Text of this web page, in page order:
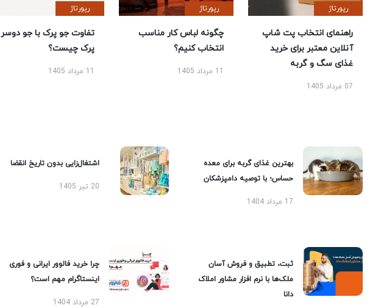
رپورتاژ
راهنمای انتخاب پت شاپ
آنلاین معتبر برای خرید
غذای سگ و گربه
07 مرداد 1405
رپورتاژ
چگونه لباس کار مناسب
انتخاب کنیم؟
11 مرداد 1405
رپورتاژ
تفاوت جو پرک با جو دوسر
پرک چیست؟
11 مرداد 1405
بهترین غذای گربه برای معده
حساس؛ با توصیه دامپزشکان
17 مرداد 1404
اشتغال‌زایی بدون تاریخ انقضا
20 تیر 1405
ثبت، تطبیق و فروش آسان
ملک‌ها با نرم افزار مشاور املاک
دانا
چرا خرید فالوور ایرانی و فوری
اینستاگرام مهم است؟
27 مرداد 1404